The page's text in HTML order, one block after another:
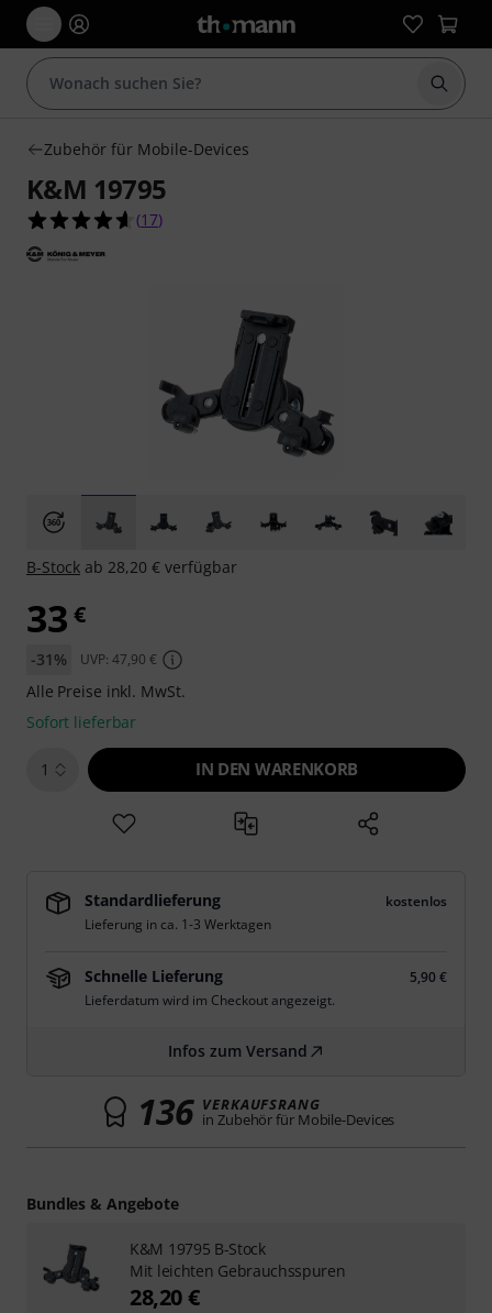
Suche
Zubehör für Mobile-Devices
K&M 19795
4.6 von 5 Sternen aus 17 Kundenbewertungen
(17)
B-Stock ab 28,20 € verfügbar
33 €
-31% UVP: 47,90 €
Alle Preise inkl. MwSt.
Sofort lieferbar
1 IN DEN WARENKORB
Standardlieferung
kostenlos
Lieferung in ca. 1-3 Werktagen
Schnelle Lieferung
5,90 €
Lieferdatum wird im Checkout angezeigt.
Infos zum Versand
136 VERKAUFSRANG
in Zubehör für Mobile-Devices
Bundles & Angebote
K&M 19795 B-Stock
Mit leichten Gebrauchsspuren
28,20 €